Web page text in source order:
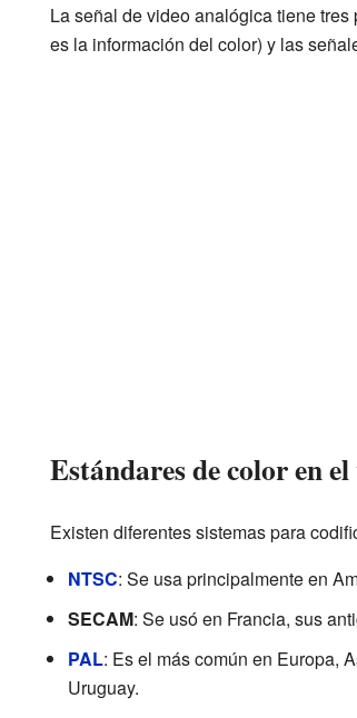
La señal de video analógica tiene
es la información del color) y las
Estándares de color en
Existen diferentes sistemas para
NTSC: Se usa principalmente en
SECAM: Se usó en Francia, sus
PAL: Es el más común en Europa,
Uruguay.